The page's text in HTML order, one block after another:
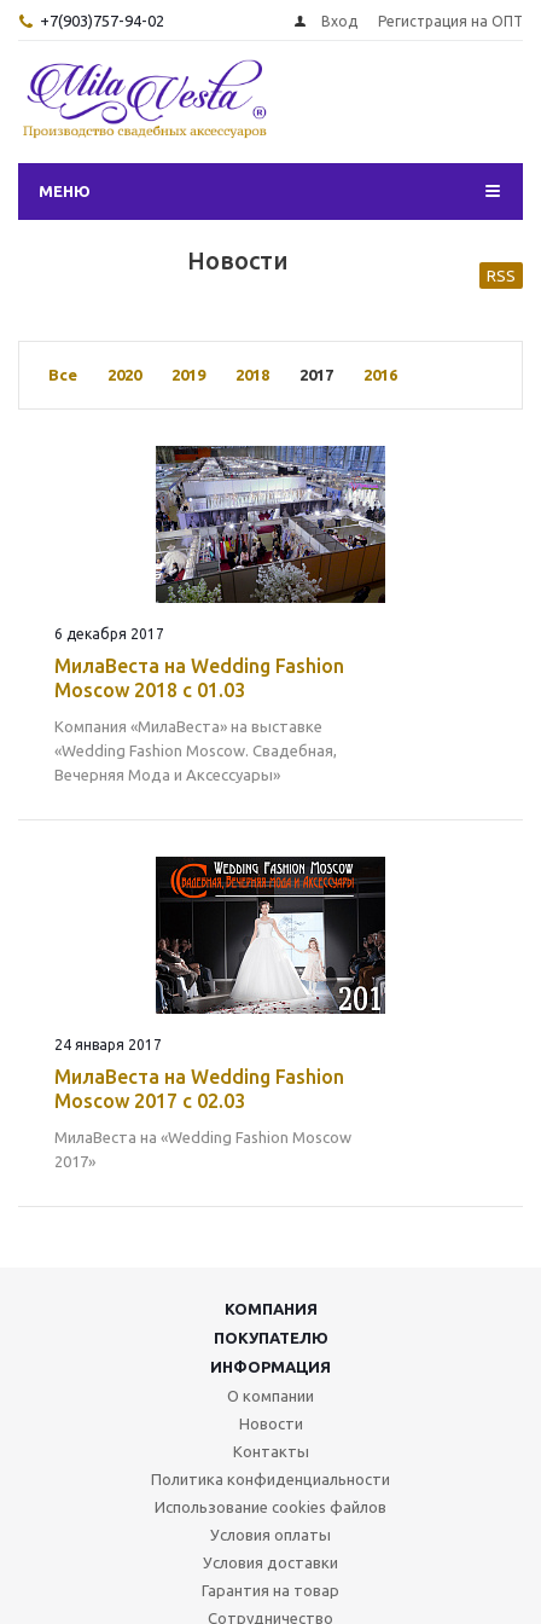
+7(903)757-94-02 Вход Регистрация на ОПТ
МЕНЮ
Новости
RSS
Все 2020 2019 2018 2017 2016
6 декабря 2017
МилаВеста на Wedding Fashion
Moscow 2018 с 01.03
Компания «МилаВеста» на выставке
«Wedding Fashion Moscow. Свадебная,
Вечерняя Мода и Аксессуары»
24 января 2017
МилаВеста на Wedding Fashion
Moscow 2017 с 02.03
МилаВеста на «Wedding Fashion Moscow
2017»
КОМПАНИЯ
ПОКУПАТЕЛЮ
ИНФОРМАЦИЯ
О компании
Новости
Контакты
Политика конфиденциальности
Использование cookies файлов
Условия оплаты
Условия доставки
Гарантия на товар
Сотрудничество